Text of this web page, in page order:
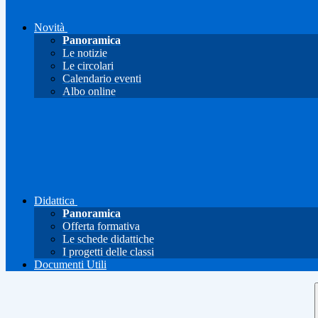
Novità
Panoramica
Le notizie
Le circolari
Calendario eventi
Albo online
Didattica
Panoramica
Offerta formativa
Le schede didattiche
I progetti delle classi
Documenti Utili